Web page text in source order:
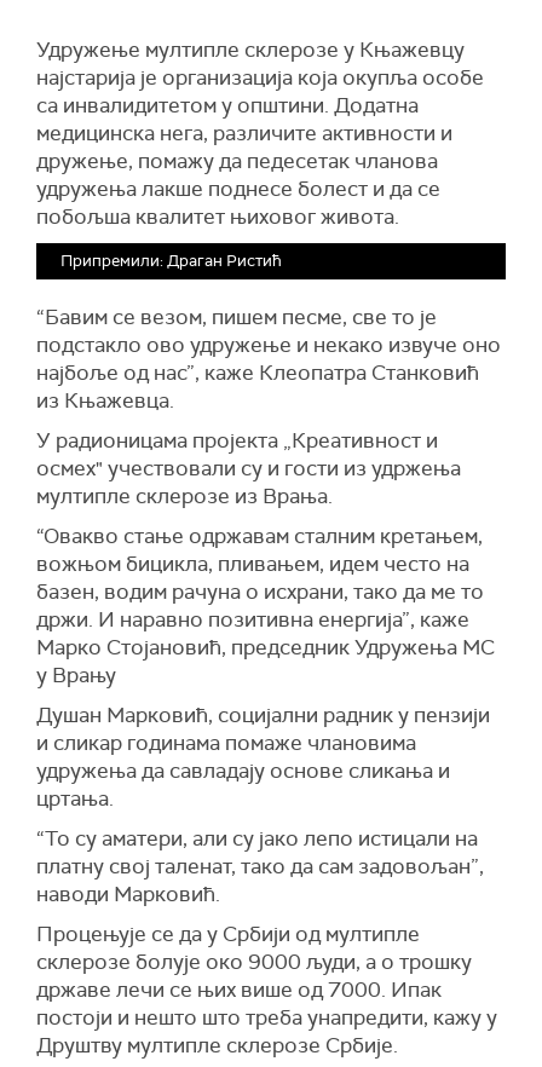
Удружење мултипле склерозе у Књажевцу
најстарија је организација која окупља особе
са инвалидитетом у општини. Додатна
медицинска нега, различите активности и
дружење, помажу да педесетак чланова
удружења лакше поднесе болест и да се
побољша квалитет њиховог живота.
Припремили: Драган Ристић
“Бавим се везом, пишем песме, све то је
подстакло ово удружење и некако извуче оно
најбоље од нас”, каже Клеопатра Станковић
из Књажевца.
У радионицама пројекта „Креативност и
осмех" учествовали су и гости из удржења
мултипле склерозе из Врања.
“Овакво стање одржавам сталним кретањем,
вожњом бицикла, пливањем, идем често на
базен, водим рачуна о исхрани, тако да ме то
држи. И наравно позитивна енергија”, каже
Марко Стојановић, председник Удружења МС
у Врању
Душан Марковић, социјални радник у пензији
и сликар годинама помаже члановима
удружења да савладају основе сликања и
цртања.
“То су аматери, али су јако лепо истицали на
платну свој таленат, тако да сам задовољан”,
наводи Марковић.
Процењује се да у Србији од мултипле
склерозе болује око 9000 људи, а о трошку
државе лечи се њих више од 7000. Ипак
постоји и нешто што треба унапредити, кажу у
Друштву мултипле склерозе Србије.